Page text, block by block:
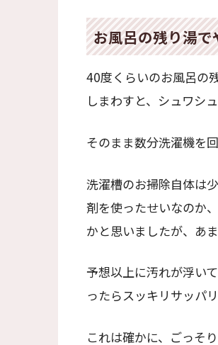
お風呂の残り湯
40度くらいのお風呂の
しまわすと、シュワシ
そのまま数分洗濯機
洗濯槽のお掃除自体は
剤を使ったせいなのか
かと思いましたが、あ
予想以上に汚れが浮い
ったらスッキリサッパ
これは確かに、ごっそ